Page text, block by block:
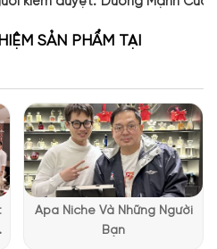
Replica
SẢN PHẨM TẠI
Apa Niche Và Những Người
Bạn